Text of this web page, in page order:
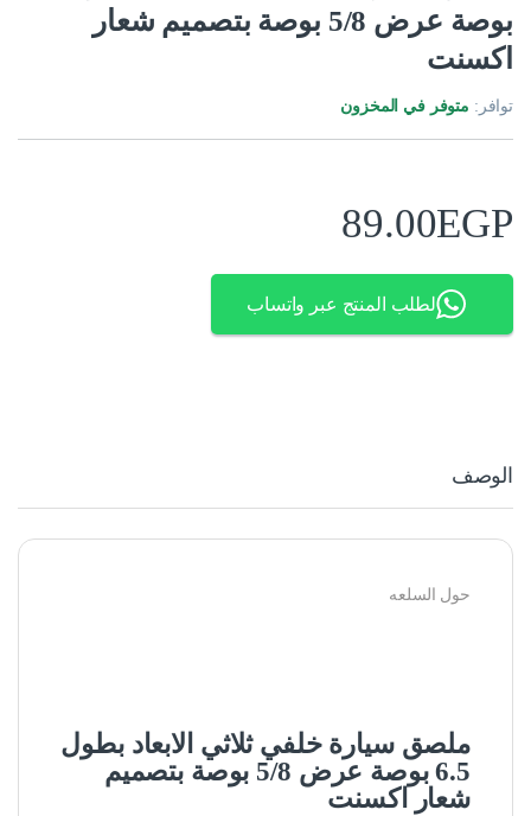
بوصة عرض 5/8 بوصة بتصميم شعار
اكسنت
توافر: متوفر في المخزون
89.00EGP
لطلب المنتج عبر واتساب
الوصف
حول السلعه
ملصق سيارة خلفي ثلاثي الابعاد بطول
6.5 بوصة عرض 5/8 بوصة بتصميم
شعار اكسنت